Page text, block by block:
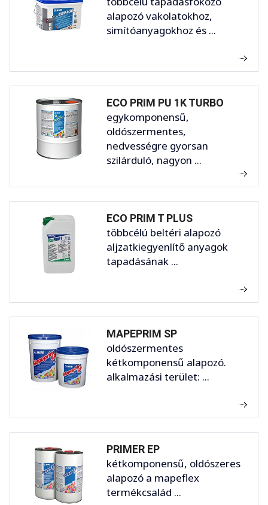
alapozó vakolatokhoz,
simítóanyagokhoz és ...
ECO PRIM PU 1K TURBO
egykomponensű,
oldószermentes,
nedvességre gyorsan
szilárduló, nagyon ...
ECO PRIM T PLUS
többcélú beltéri alapozó
aljzatkiegyenlítő anyagok
tapadásának ...
MAPEPRIM SP
oldószermentes
kétkomponensű alapozó.
alkalmazási terület: ...
PRIMER EP
kétkomponensű, oldószeres
alapozó a mapeflex
termékcsalád ...